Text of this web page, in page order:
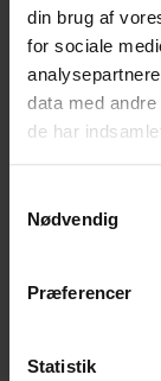
din brug af
for sociale
data med
de har
Nødvendig
Præferencer
Statistik